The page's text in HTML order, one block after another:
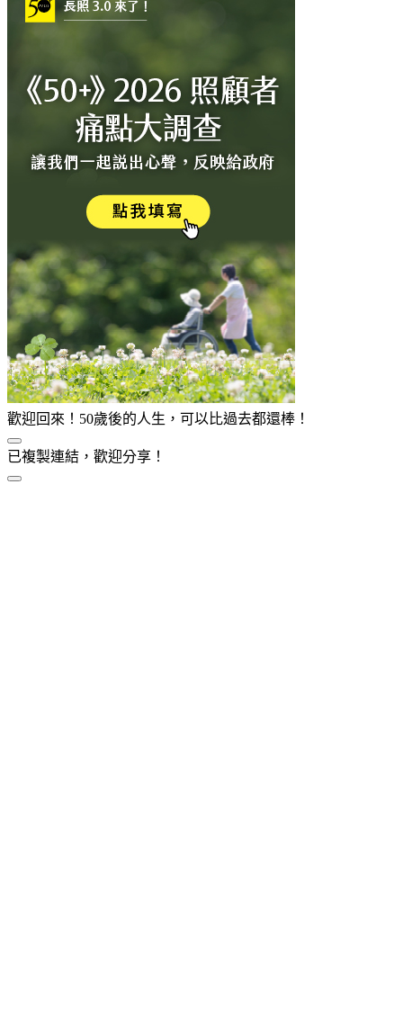
歡迎回來！50歲後的人生，可以比過去都還棒！
已複製連結，歡迎分享！